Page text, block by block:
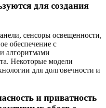
для создания
сенсоры освещенности,
обеспечение с
алгоритмами
Некоторые модели
для долговечности и
и приватность